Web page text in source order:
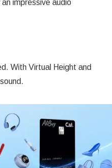
impressive audio
With Virtual Height and